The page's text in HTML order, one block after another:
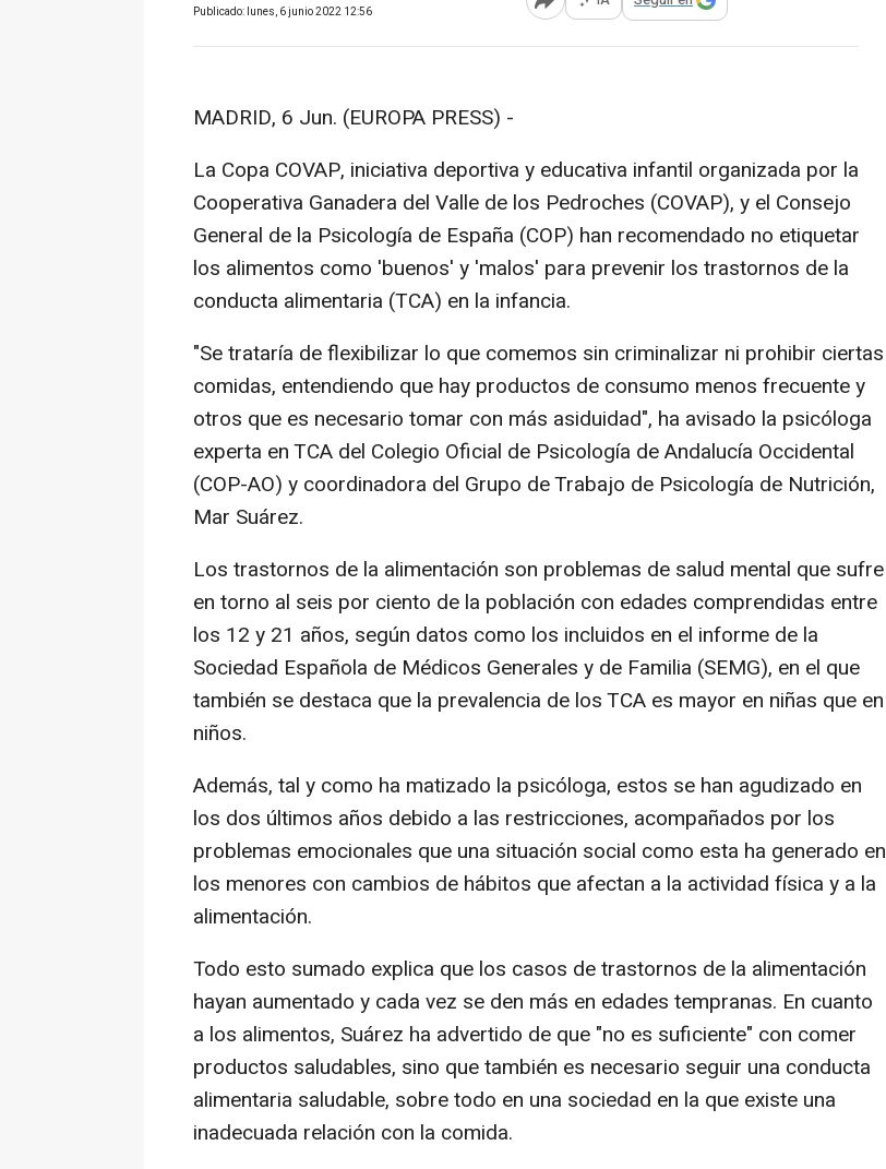
Publicado: lunes, 6 junio 2022 12:56 Abrir opciones para compartir
MADRID, 6 Jun. (EUROPA PRESS) -
La Copa COVAP, iniciativa deportiva y educativa infantil organizada por la
Cooperativa Ganadera del Valle de los Pedroches (COVAP), y el Consejo
General de la Psicología de España (COP) han recomendado no etiquetar
los alimentos como 'buenos' y 'malos' para prevenir los trastornos de la
conducta alimentaria (TCA) en la infancia.
"Se trataría de flexibilizar lo que comemos sin criminalizar ni prohibir ciertas
comidas, entendiendo que hay productos de consumo menos frecuente y
otros que es necesario tomar con más asiduidad", ha avisado la psicóloga
experta en TCA del Colegio Oficial de Psicología de Andalucía Occidental
(COP-AO) y coordinadora del Grupo de Trabajo de Psicología de Nutrición,
Mar Suárez.
Los trastornos de la alimentación son problemas de salud mental que sufre
en torno al seis por ciento de la población con edades comprendidas entre
los 12 y 21 años, según datos como los incluidos en el informe de la
Sociedad Española de Médicos Generales y de Familia (SEMG), en el que
también se destaca que la prevalencia de los TCA es mayor en niñas que en
niños.
Además, tal y como ha matizado la psicóloga, estos se han agudizado en
los dos últimos años debido a las restricciones, acompañados por los
problemas emocionales que una situación social como esta ha generado en
los menores con cambios de hábitos que afectan a la actividad física y a la
alimentación.
Todo esto sumado explica que los casos de trastornos de la alimentación
hayan aumentado y cada vez se den más en edades tempranas. En cuanto
a los alimentos, Suárez ha advertido de que "no es suficiente" con comer
productos saludables, sino que también es necesario seguir una conducta
alimentaria saludable, sobre todo en una sociedad en la que existe una
inadecuada relación con la comida.